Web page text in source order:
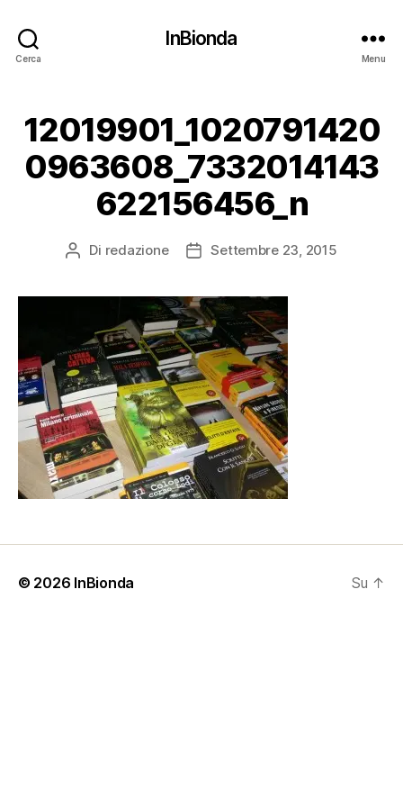
Cerca
InBionda
Menu
12019901_1020791420
0963608_7332014143
622156456_n
Autore
Di redazione
DataSettembre 23, 2015
© 2026 InBionda Su ↑